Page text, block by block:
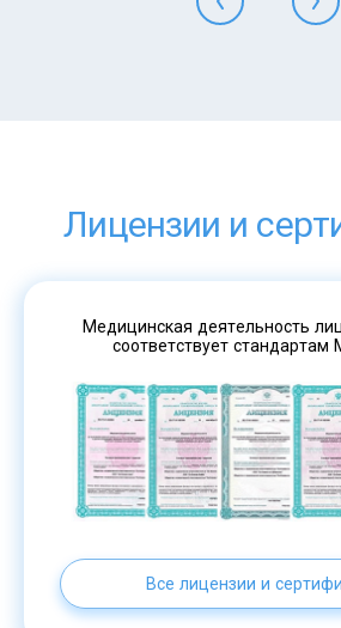
Лицензии и
Медицинская деятельность
соответствует стандартам
Все лицензии и